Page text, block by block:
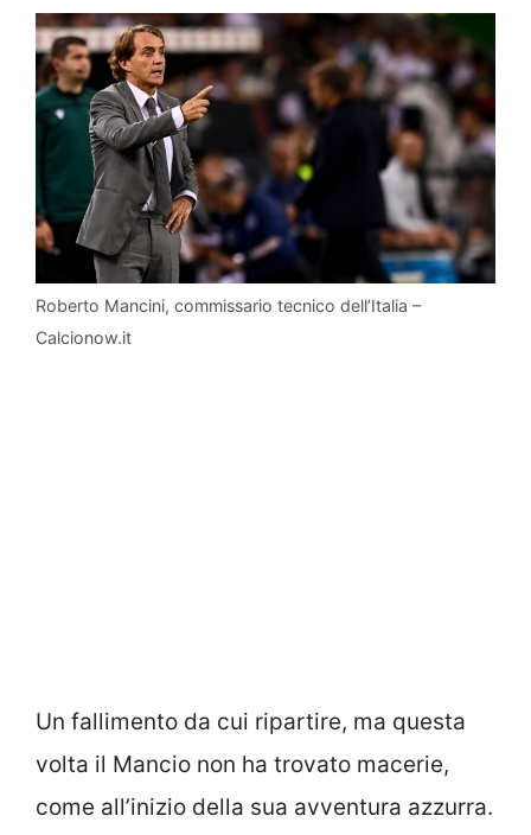
Roberto Mancini, commissario tecnico dell’Italia –
Calcionow.it
Un fallimento da cui ripartire, ma questa
volta il Mancio non ha trovato macerie,
come all’inizio della sua avventura azzurra.